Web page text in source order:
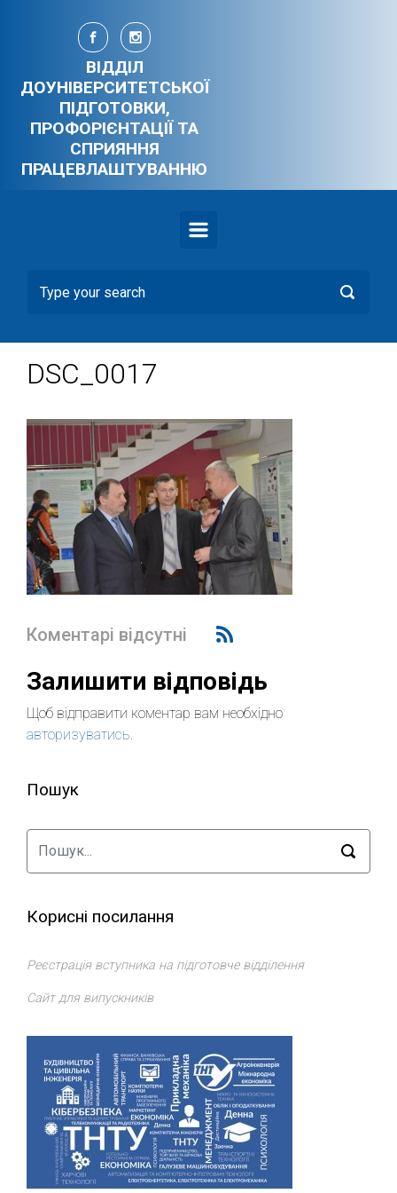
Skip to main content
ВІДДІЛ
ДОУНІВЕРСИТЕТСЬКОЇ
ПІДГОТОВКИ,
ПРОФОРІЄНТАЦІЇ ТА
СПРИЯННЯ
ПРАЦЕВЛАШТУВАННЮ
DSC_0017
Коментарі відсутні
Залишити відповідь
Щоб відправити коментар вам необхідно
авторизуватись.
Пошук
Корисні посилання
Реєстрація вступника на підготовче відділення
Сайт для випускників